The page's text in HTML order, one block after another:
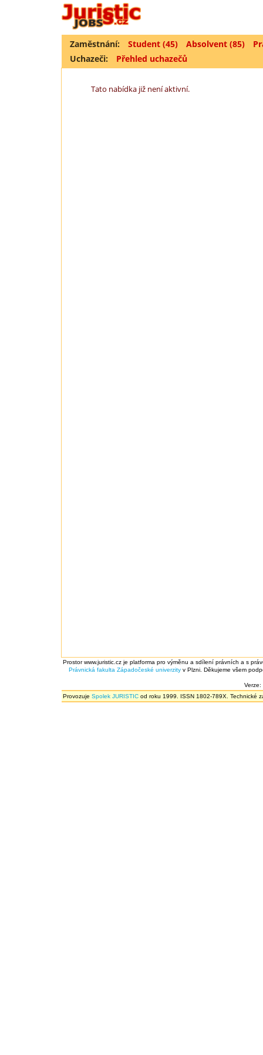
Zaměstnání: Student (45) Absolvent (85)
Uchazeči:
Přehled uchazečů
Tato nabídka již není aktivní.
Prostor www.juristic.cz je platforma pro výměnu a sdílení právních a s
Právnická fakulta Západočeské univerzity v Plzni. Děkujeme všem
Verze:
Provozuje Spolek JURISTIC od roku 1999. ISSN 1802-789X. Technické